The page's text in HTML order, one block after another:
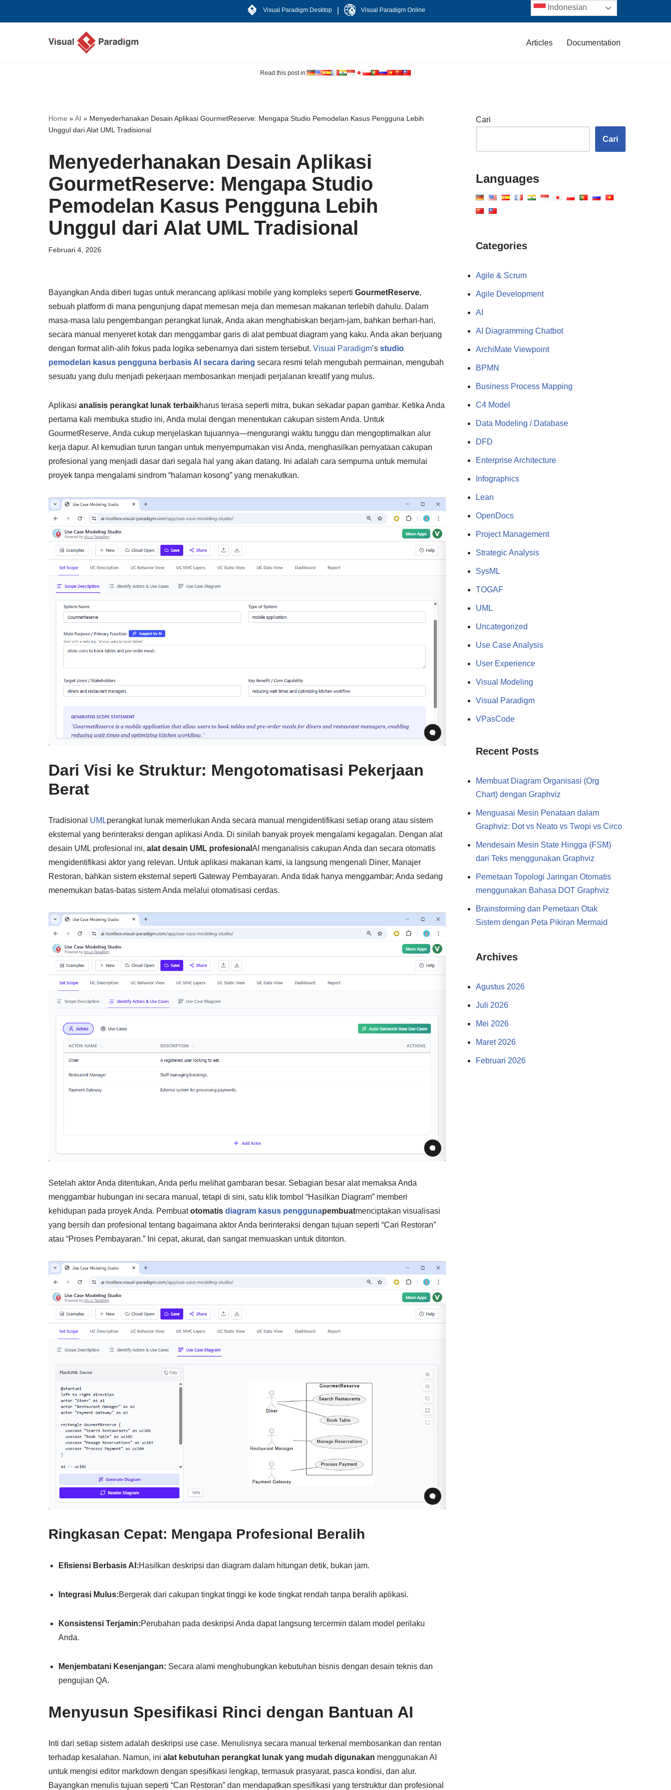
Visual Paradigm Desktop Visual Paradigm Online
Articles Documentation
Read this post in:
Home »AI » Menyederhanakan Desain Aplikasi GourmetReserve: Mengapa Studio Pemodelan Kasus Pengguna Lebih
Unggul dari Alat UML Tradisional
Menyederhanakan Desain Aplikasi
GourmetReserve: Mengapa Studio
Pemodelan Kasus Pengguna Lebih
Unggul dari Alat UML Tradisional
Februari 4, 2026
Bayangkan Anda diberi tugas untuk merancang aplikasi mobile yang kompleks seperti GourmetReserve,
sebuah platform di mana pengunjung dapat memesan meja dan memesan makanan terlebih dahulu. Dalam
masa-masa lalu pengembangan perangkat lunak, Anda akan menghabiskan berjam-jam, bahkan berhari-hari,
secara manual menyeret kotak dan menggambar garis di alat pembuat diagram yang kaku. Anda akan berjuang
dengan format alih-alih fokus pada logika sebenarnya dari sistem tersebut. Visual Paradigm’s studio
pemodelan kasus pengguna berbasis AI secara daring secara resmi telah mengubah permainan, mengubah
sesuatu yang dulu menjadi pekerjaan membosankan menjadi perjalanan kreatif yang mulus.
Aplikasi analisis perangkat lunak terbaikharus terasa seperti mitra, bukan sekadar papan gambar. Ketika Anda
pertama kali membuka studio ini, Anda mulai dengan menentukan cakupan sistem Anda. Untuk
GourmetReserve, Anda cukup menjelaskan tujuannya—mengurangi waktu tunggu dan mengoptimalkan alur
kerja dapur. AI kemudian turun tangan untuk menyempurnakan visi Anda, menghasilkan pernyataan cakupan
profesional yang menjadi dasar dari segala hal yang akan datang. Ini adalah cara sempurna untuk memulai
proyek tanpa mengalami sindrom “halaman kosong” yang menakutkan.
Dari Visi ke Struktur: Mengotomatisasi Pekerjaan
Berat
Tradisional UMLperangkat lunak memerlukan Anda secara manual mengidentifikasi setiap orang atau sistem
eksternal yang berinteraksi dengan aplikasi Anda. Di sinilah banyak proyek mengalami kegagalan. Dengan alat
desain UML profesional ini, alat desain UML profesional AI menganalisis cakupan Anda dan secara otomatis
mengidentifikasi aktor yang relevan. Untuk aplikasi makanan kami, ia langsung mengenali Diner, Manajer
Restoran, bahkan sistem eksternal seperti Gateway Pembayaran. Anda tidak hanya menggambar; Anda sedang
menemukan batas-batas sistem Anda melalui otomatisasi cerdas.
Setelah aktor Anda ditentukan, Anda perlu melihat gambaran besar. Sebagian besar alat memaksa Anda
menggambar hubungan ini secara manual, tetapi di sini, satu klik tombol “Hasilkan Diagram” memberi
kehidupan pada proyek Anda. Pembuatotomatis diagram kasus penggunapembuatmenciptakan visualisasi
yang bersih dan profesional tentang bagaimana aktor Anda berinteraksi dengan tujuan seperti “Cari Restoran”
atau “Proses Pembayaran.” Ini cepat, akurat, dan sangat memuaskan untuk ditonton.
Ringkasan Cepat: Mengapa Profesional Beralih
Efisiensi Berbasis AI:Hasilkan deskripsi dan diagram dalam hitungan detik, bukan jam.
Integrasi Mulus:Bergerak dari cakupan tingkat tinggi ke kode tingkat rendah tanpa beralih aplikasi.
Konsistensi Terjamin:Perubahan pada deskripsi Anda dapat langsung tercermin dalam model perilaku
Anda.
Menjembatani Kesenjangan: Secara alami menghubungkan kebutuhan bisnis dengan desain teknis dan
pengujian QA.
Menyusun Spesifikasi Rinci dengan Bantuan AI
Inti dari setiap sistem adalah deskripsi use case. Menulisnya secara manual terkenal membosankan dan rentan
terhadap kesalahan. Namun, ini alat kebutuhan perangkat lunak yang mudah digunakan menggunakan AI
untuk mengisi editor markdown dengan spesifikasi lengkap, termasuk prasyarat, pasca kondisi, dan alur.
Bayangkan menulis tujuan seperti “Cari Restoran” dan mendapatkan spesifikasi yang terstruktur dan profesional
Cari
Cari
Languages
Categories
Agile & Scrum
Agile Development
AI
AI Diagramming Chatbot
ArchiMate Viewpoint
BPMN
Business Process Mapping
C4 Model
Data Modeling / Database
DFD
Enterprise Architecture
Infographics
Lean
OpenDocs
Project Management
Strategic Analysis
SysML
TOGAF
UML
Uncategorized
Use Case Analysis
User Experience
Visual Modeling
Visual Paradigm
VPasCode
Recent Posts
Membuat Diagram Organisasi (Org
Chart) dengan Graphviz
Menguasai Mesin Penataan dalam
Graphviz: Dot vs Neato vs Twopi vs Circo
Mendesain Mesin State Hingga (FSM)
dari Teks menggunakan Graphviz
Pemetaan Topologi Jaringan Otomatis
menggunakan Bahasa DOT Graphviz
Brainstorming dan Pemetaan Otak
Sistem dengan Peta Pikiran Mermaid
Archives
Agustus 2026
Juli 2026
Mei 2026
Maret 2026
Februari 2026
Indonesian